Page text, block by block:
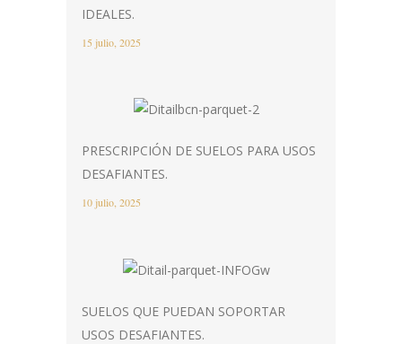
IDEALES.
15 julio, 2025
PRESCRIPCIÓN DE SUELOS PARA USOS
DESAFIANTES.
10 julio, 2025
SUELOS QUE PUEDAN SOPORTAR
USOS DESAFIANTES.